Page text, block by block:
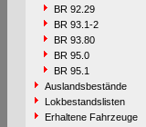
BR 92.29
BR 93.1-2
BR 93.80
BR 95.0
BR 95.1
Auslandsbestände
Lokbestandslisten
Erhaltene Fahrzeuge